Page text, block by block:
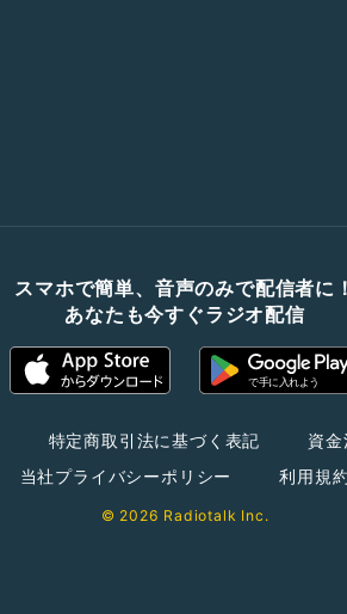
スマホで簡単、音声のみで配信者に！
あなたも今すぐラジオ配信
特定商取引法に基づく表記 資
当社プライバシーポリシー
利用規約
© 2026 Radiotalk Inc.